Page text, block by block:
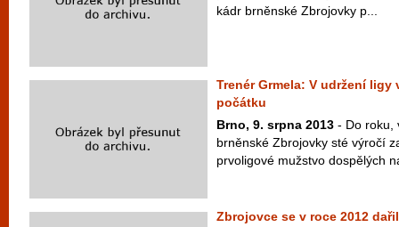
kádr brněnské Zbrojovky p...
Trenér Grmela: V udržení ligy
počátku
Brno, 9. srpna 2013 - Do roku,
brněnské Zbrojovky sté výročí
prvoligové mužstvo dospělých
Zbrojovce se v roce 2012